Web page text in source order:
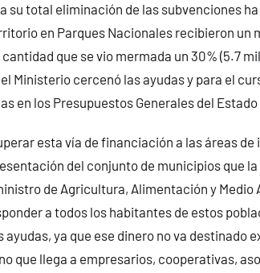
su total eliminación de las subvenciones ha
en Parques Nacionales recibieron un
que se vio mermada un 30% (5.7
Ministerio cercenó las ayudas y para el
en los Presupuestos Generales del Estado
esta vía de financiación a las áreas
del conjunto de municipios que
de Agricultura, Alimentación y Medio
a todos los habitantes de estos
ayudas, ya que ese dinero no va destinado
que llega a empresarios, cooperativas,